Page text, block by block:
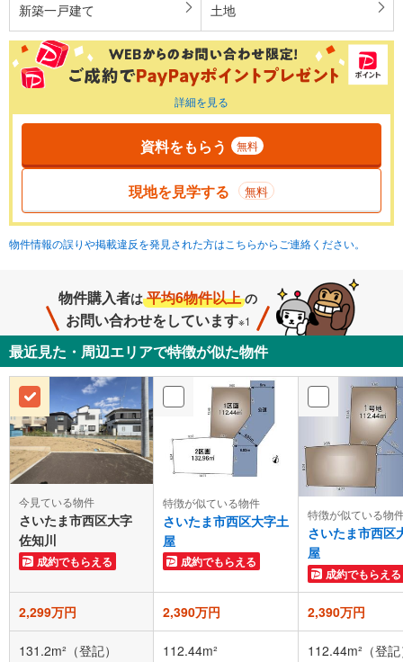
新築一戸建て 土地
詳細を見る
資料をもらう 無料
現地を見学する 無料
物件情報の誤りや掲載違反を発見された方はこちらからご連絡ください。
物件購入者は 平均6物件以上 の
お問い合わせをしています※1
最近見た・周辺エリアで特徴が似た物件
今見ている物件
さいたま市西区大字
佐知川
成約でもらえる
特徴が似ている物件
さいたま市西区大字土
屋
成約でもらえる
特徴が似ている物
さいたま市西区
屋
成約でもらえる
2,299万円 2,390万円 2,390万円
131.2m²（登記） 112.44m² 112.44m²（登